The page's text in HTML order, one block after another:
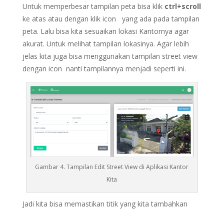
Untuk memperbesar tampilan peta bisa klik ctrl+scroll
ke atas atau dengan klik icon yang ada pada tampilan
peta. Lalu bisa kita sesuaikan lokasi Kantornya agar
akurat. Untuk melihat tampilan lokasinya. Agar lebih
jelas kita juga bisa menggunakan tampilan street view
dengan icon nanti tampilannya menjadi seperti ini.
Gambar 4. Tampilan Edit Street View di Aplikasi Kantor
Kita
Jadi kita bisa memastikan titik yang kita tambahkan